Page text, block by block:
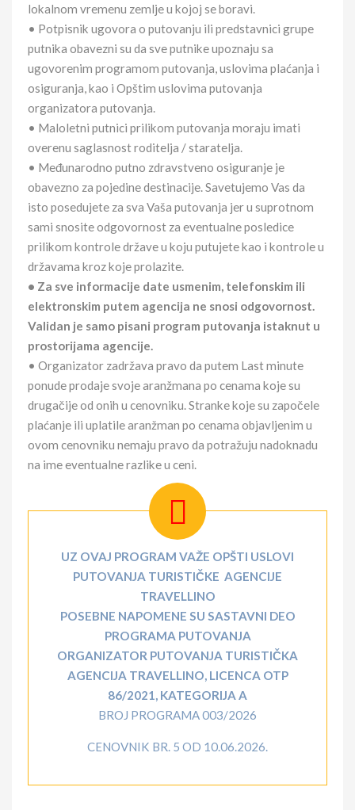
lokalnom vremenu zemlje u kojoj se boravi.
• Potpisnik ugovora o putovanju ili predstavnici grupe
putnika obavezni su da sve putnike upoznaju sa
ugovorenim programom putovanja, uslovima plaćanja i
osiguranja, kao i Opštim uslovima putovanja
organizatora putovanja.
• Maloletni putnici prilikom putovanja moraju imati
overenu saglasnost roditelja / staratelja.
• Međunarodno putno zdravstveno osiguranje je
obavezno za pojedine destinacije. Savetujemo Vas da
isto posedujete za sva Vaša putovanja jer u suprotnom
sami snosite odgovornost za eventualne posledice
prilikom kontrole države u koju putujete kao i kontrole u
državama kroz koje prolazite.
• Za sve informacije date usmenim, telefonskim ili
elektronskim putem agencija ne snosi odgovornost.
Validan je samo pisani program putovanja istaknut u
prostorijama agencije.
• Organizator zadržava pravo da putem Last minute
ponude prodaje svoje aranžmana po cenama koje su
drugačije od onih u cenovniku. Stranke koje su započele
plaćanje ili uplatile aranžman po cenama objavljenim u
ovom cenovniku nemaju pravo da potražuju nadoknadu
na ime eventualne razlike u ceni.
UZ OVAJ PROGRAM VAŽE OPŠTI USLOVI
PUTOVANJA TURISTIČKE AGENCIJE
TRAVELLINO
POSEBNE NAPOMENE SU SASTAVNI DEO
PROGRAMA PUTOVANJA
ORGANIZATOR PUTOVANJA TURISTIČKA
AGENCIJA TRAVELLINO, LICENCA OTP
86/2021, KATEGORIJA A
BROJ PROGRAMA 003/2026
CENOVNIK BR. 5 OD 10.06.2026.